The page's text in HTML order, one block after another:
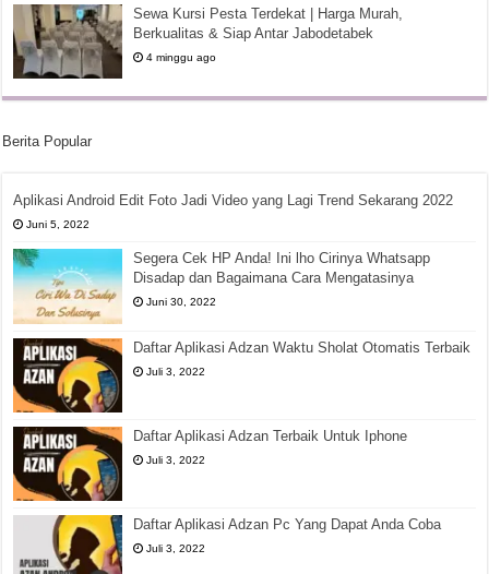
Sewa Kursi Pesta Terdekat | Harga Murah,
Berkualitas & Siap Antar Jabodetabek
4 minggu ago
Berita Popular
Aplikasi Android Edit Foto Jadi Video yang Lagi Trend Sekarang 2022
Juni 5, 2022
Segera Cek HP Anda! Ini lho Cirinya Whatsapp
Disadap dan Bagaimana Cara Mengatasinya
Juni 30, 2022
Daftar Aplikasi Adzan Waktu Sholat Otomatis Terbaik
Juli 3, 2022
Daftar Aplikasi Adzan Terbaik Untuk Iphone
Juli 3, 2022
Daftar Aplikasi Adzan Pc Yang Dapat Anda Coba
Juli 3, 2022